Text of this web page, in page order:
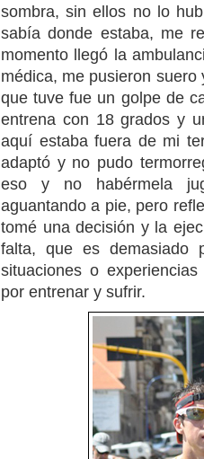
sombra, sin ellos no lo
sabía donde estaba, me
momento llegó la
médica, me pusieron
que tuve fue un golpe de
entrena con 18 grados y
aquí estaba fuera de mi
adaptó y no pudo
eso y no habérmela
aguantando a pie, pero
tomé una decisión y la
falta, que es demasiado
situaciones o
por entrenar y sufrir.